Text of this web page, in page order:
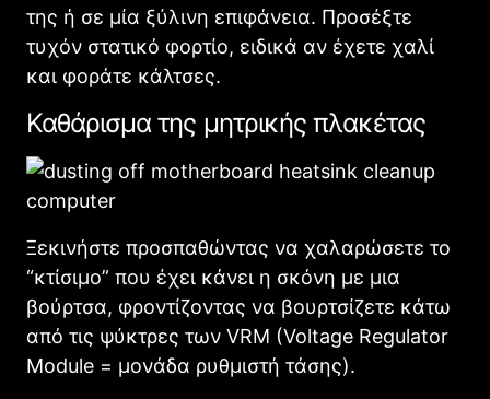
της ή σε μία ξύλινη επιφάνεια. Προσέξτε
τυχόν στατικό φορτίο, ειδικά αν έχετε χαλί
και φοράτε κάλτσες.
Καθάρισμα της μητρικής πλακέτας
Ξεκινήστε προσπαθώντας να χαλαρώσετε το
“κτίσιμο” που έχει κάνει η σκόνη με μια
βούρτσα, φροντίζοντας να βουρτσίζετε κάτω
από τις ψύκτρες των VRM (Voltage Regulator
Module = μονάδα ρυθμιστή τάσης).